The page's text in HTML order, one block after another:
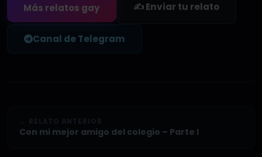
Más relatos gay ✍️ Enviar tu relato
Canal de Telegram
Con mi mejor amigo del colegio – Parte I